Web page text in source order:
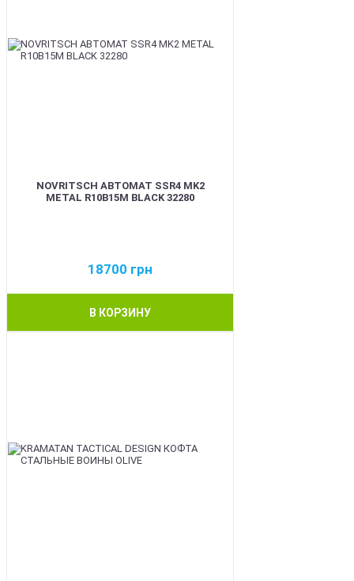
NOVRITSCH АВТОМАТ SSR4 MK2
METAL R10B15M BLACK 32280
18700 грн
В КОРЗИНУ